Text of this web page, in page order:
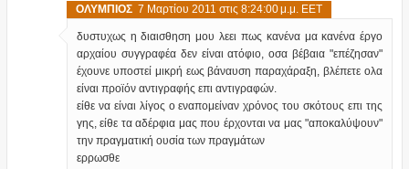
OΛΥΜΠΙΟΣ 7 Μαρτίου 2011 στις 8:24:00 μ.μ. EET
δυστυχως η διαισθηση μου λεει πως κανένα μα κανένα έργο
αρχαίου συγγραφέα δεν είναι ατόφιο, οσα βέβαια "επέζησαν"
έχουνε υποστεί μικρή εως βάναυση παραχάραξη, βλέπετε ολα
είναι προϊόν αντιγραφής επι αντιγραφών.
είθε να είναι λίγος ο εναπομείναν χρόνος του σκότους επι της
γης, είθε τα αδέρφια μας που έρχονται να μας "αποκαλύψουν"
την πραγματική ουσία των πραγμάτων
ερρωσθε